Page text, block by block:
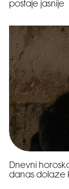
postaje jasnije
Dnevni
danas dolaze